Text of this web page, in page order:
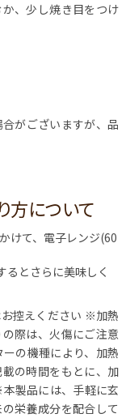
、少し焼き目をつけ
がございますが、品
方について
けて、電子レンジ(60
るとさらに美味しく
控えください ※加熱
際は、火傷にご注意
の機種により、加熱
の時間をもとに、加
製品には、手軽に玄
栄養成分を配合して